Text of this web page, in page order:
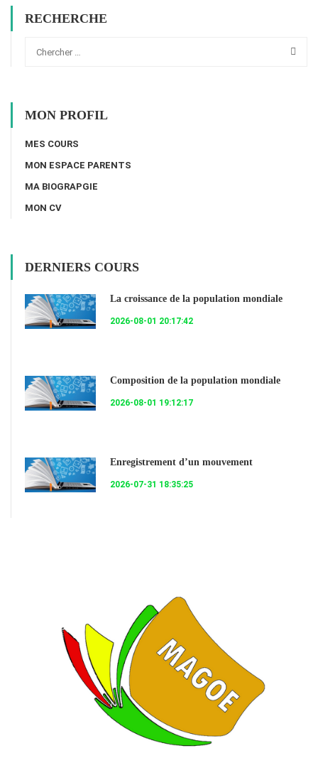
RECHERCHE
MON PROFIL
MES COURS
MON ESPACE PARENTS
MA BIOGRAPGIE
MON CV
DERNIERS COURS
La croissance de la population mondiale
2026-08-01 20:17:42
Composition de la population mondiale
2026-08-01 19:12:17
Enregistrement d’un mouvement
2026-07-31 18:35:25